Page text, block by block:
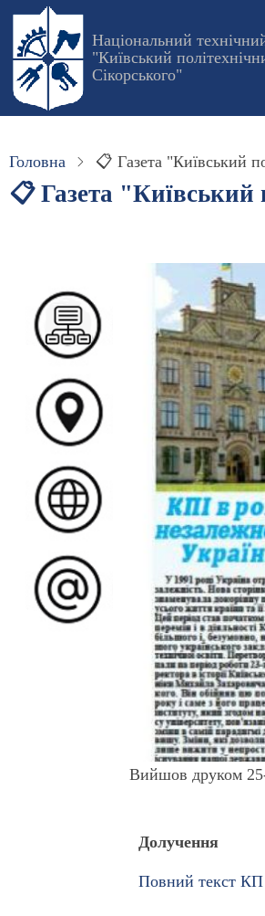
Перейти
основного
вмісту
Національний
"Київський
Сікорського"
Головна 📋 Газета "Київський
📋 Газета "Київський
Вийшов друком 25-
Долучення
Повний текст